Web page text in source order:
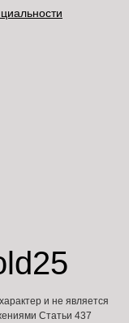
и не является
Статьи 437